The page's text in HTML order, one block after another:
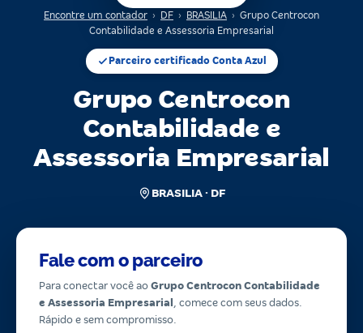
Encontre um contador › DF › BRASILIA › Grupo Centrocon
Contabilidade e Assessoria Empresarial
Parceiro certificado Conta Azul
Grupo Centrocon
Contabilidade e
Assessoria Empresarial
BRASILIA · DF
Fale com o parceiro
Para conectar você ao Grupo Centrocon Contabilidade
e Assessoria Empresarial , comece com seus dados.
Rápido e sem compromisso.